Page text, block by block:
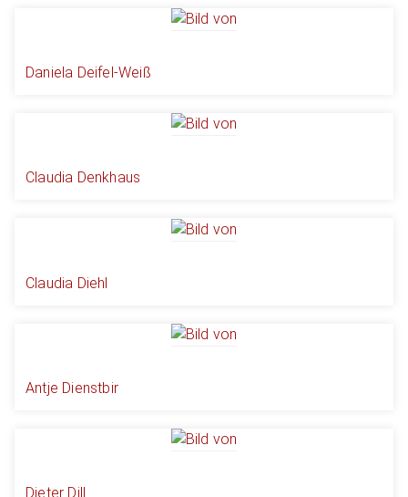
Daniela Deifel-Weiß
Claudia Denkhaus
Claudia Diehl
Antje Dienstbir
Dieter Dill